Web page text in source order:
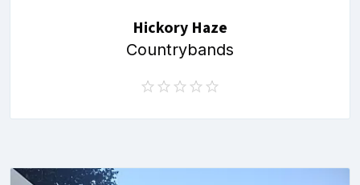
Hickory Haze
Countrybands